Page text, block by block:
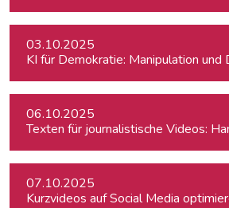
03.10.2025
KI für Demokratie: Manipulation
06.10.2025
Texten für journalistische Videos:
07.10.2025
Kurzvideos auf Social Media